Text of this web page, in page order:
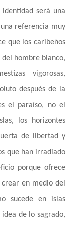
será una
referencia muy
que los caribeños
hombre blanco,
vigorosas,
después de la
el paraíso, no el
los horizontes
de libertad y
que han irradiado
porque ofrece
en medio del
sucede en islas
de lo sagrado,